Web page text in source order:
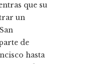
que su
un
de
hasta